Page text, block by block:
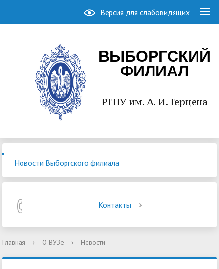
Версия для слабовидящих
ВЫБОРГСКИЙ
ФИЛИАЛ
РГПУ им. А. И. Герцена
Новости Выборгского филиала
Контакты
Главная › О ВУЗе › Новости